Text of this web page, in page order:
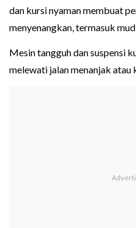
dan kursi nyaman membuat
menyenangkan, termasuk
Mesin tangguh dan suspensi
melewati jalan menanjak atau